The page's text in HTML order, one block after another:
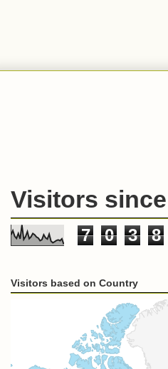
Visitors
7 0 3 8
Visitors based on Country